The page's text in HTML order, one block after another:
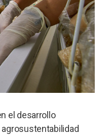
el desarrollo